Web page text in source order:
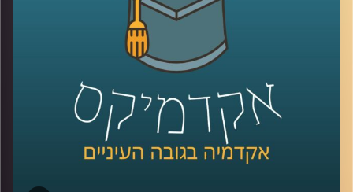
שיטה אותה חוקרת פרופ' יעל פרג, סגנית דיקן בית הספר
לשיחה עם פרופ' יעל פרג על ביטחון אנרגטי – לחצו כאן
לשיחה עם פרופ' פרג על שינוי מהאמצע אל החוץ –